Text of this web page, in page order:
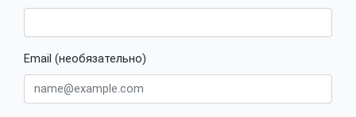
Email (необязательно)